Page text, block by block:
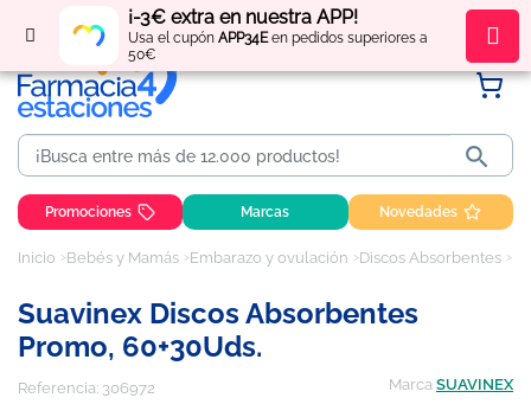
¡-3€ extra en nuestra APP!
Usa el cupón APP34Een pedidos superiores a
50€
Regístratey obténpuntos por tus compras

Promociones Marcas Novedades
Inicio Bebés y Mamás Embarazo y ovulación Discos Absorbentes
Suavinex Discos Absorbentes
Promo, 60+30Uds.
Referencia: 306972 Marca SUAVINEX